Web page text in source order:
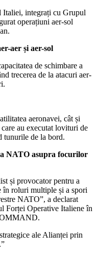
integrați cu Grupul
operațiuni aer-sol
aer și aer-sol
de schimbare a
trecerea de la atacuri aer-
aeronavei, cât și
au executat lovituri de
tunurile de la bord.
NATO asupra focurilor
și provocator pentru a
în roluri multiple și a spori
NATO”, a declarat
Forței Operative Italiene în
ale Alianței prin